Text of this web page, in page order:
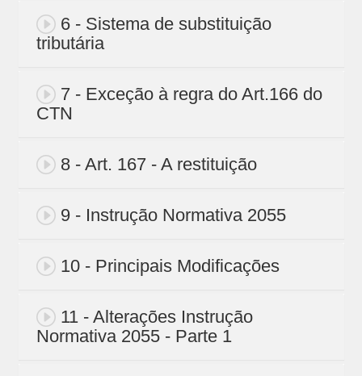
6 - Sistema de substituição
tributária
7 - Exceção à regra do Art.166 do
CTN
8 - Art. 167 - A restituição
9 - Instrução Normativa 2055
10 - Principais Modificações
11 - Alterações Instrução
Normativa 2055 - Parte 1